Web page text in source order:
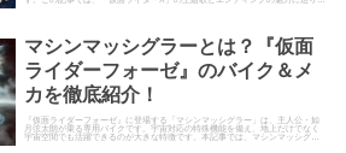
す。どのような名曲がヒーロ...
マシンマッシグラーとは？『仮面
ライダーフォーゼ』のバイク＆メ
カを徹底紹介！
『仮面ライダーフォーゼ』に登場する「マシンマッシグラー」は、主人公・如
月弦太朗が乗る専用バイクです。宇宙対応の特殊機能を備え、地上だけでなく
宇宙空間でも活躍できるのが大きな特徴です。本記事では、マシンマッシグラ
ーのスペックや活躍シーンを詳し...